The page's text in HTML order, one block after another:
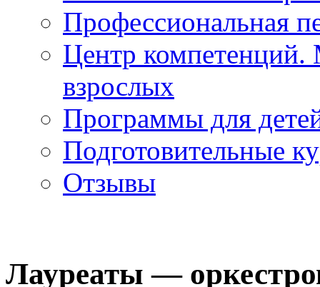
Профессиональная
Центр компетенций.
взрослых
Программы для
Подготовительные
Отзывы
Лауреаты —